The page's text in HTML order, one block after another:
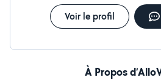
Voir le profil
À Propos